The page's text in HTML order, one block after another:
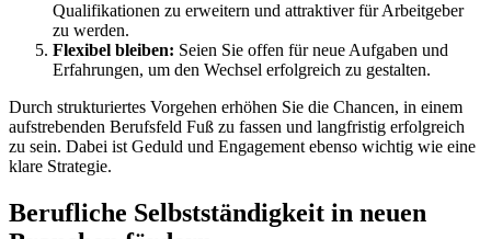
Qualifikationen zu erweitern und attraktiver für Arbeitgeber
zu werden.
Flexibel bleiben: Seien Sie offen für neue Aufgaben und
Erfahrungen, um den Wechsel erfolgreich zu gestalten.
Durch strukturiertes Vorgehen erhöhen Sie die Chancen, in einem
aufstrebenden Berufsfeld Fuß zu fassen und langfristig erfolgreich
zu sein. Dabei ist Geduld und Engagement ebenso wichtig wie eine
klare Strategie.
Berufliche Selbstständigkeit in neuen